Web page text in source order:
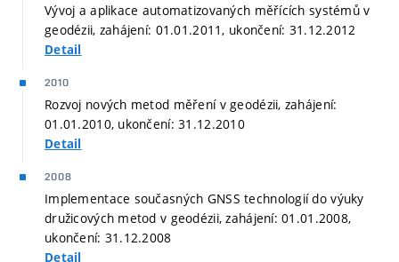
Vývoj a aplikace automatizovaných měřících systémů v
geodézii, zahájení: 01.01.2011, ukončení: 31.12.2012
Detail
2010
Rozvoj nových metod měření v geodézii, zahájení:
01.01.2010, ukončení: 31.12.2010
Detail
2008
Implementace současných GNSS technologií do výuky
družicových metod v geodézii, zahájení: 01.01.2008,
ukončení: 31.12.2008
Detail